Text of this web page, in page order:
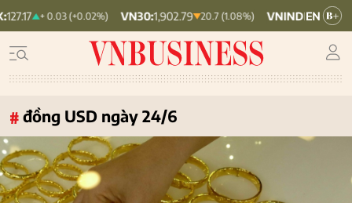
+ 0.03 (+0.02%) VN30:1,902.79 20.7 (1.08%) VNINDEX:1,764.78
# đồng USD ngày 24/6